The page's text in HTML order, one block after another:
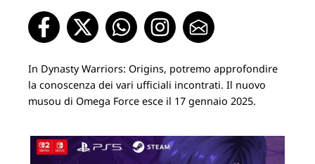
In Dynasty Warriors: Origins, potremo approfondire
la conoscenza dei vari ufficiali incontrati. Il nuovo
musou di Omega Force esce il 17 gennaio 2025.